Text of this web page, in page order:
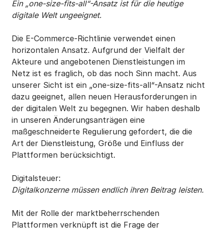
Ein „one-size-fits-all“-Ansatz ist für die heutige
digitale Welt ungeeignet.
Die E-Commerce-Richtlinie verwendet einen
horizontalen Ansatz. Aufgrund der Vielfalt der
Akteure und angebotenen Dienstleistungen im
Netz ist es fraglich, ob das noch Sinn macht. Aus
unserer Sicht ist ein „one-size-fits-all“-Ansatz nicht
dazu geeignet, allen neuen Herausforderungen in
der digitalen Welt zu begegnen. Wir haben deshalb
in unseren Änderungsanträgen eine
maßgeschneiderte Regulierung gefordert, die die
Art der Dienstleistung, Größe und Einfluss der
Plattformen berücksichtigt.
Digitalsteuer:
Digitalkonzerne müssen endlich ihren Beitrag leisten.
Mit der Rolle der marktbeherrschenden
Plattformen verknüpft ist die Frage der